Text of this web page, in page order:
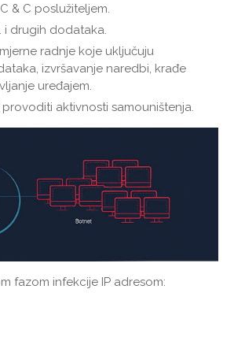
& C poslužiteljem.
i drugih dodataka.
radnje koje uključuju
izvršavanje naredbi, krađe
uređajem.
aktivnosti samouništenja.
fazom infekcije IP adresom: